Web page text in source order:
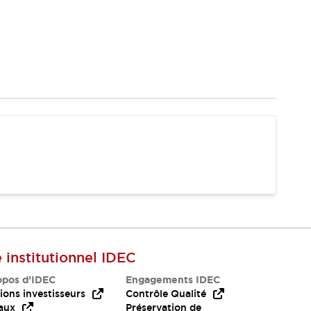
institutionnel IDEC
d’IDEC
investisseurs
Engagements IDEC
Contrôle Qualité
Préservation de